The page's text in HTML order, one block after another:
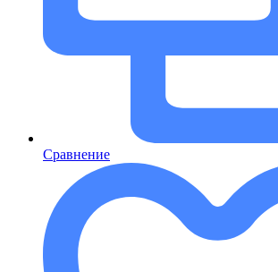
Сравнение